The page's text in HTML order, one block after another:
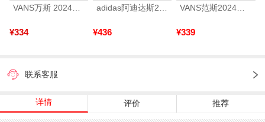
VANS万斯 2024年新款中性OldSkool帆布鞋/硫化鞋VN000D3HY28（延续款）
¥334
adidas阿迪达斯2025中性edge gamedaySPW FTW-跑步GW2499
¥436
VANS范斯2024中性SK8-HiCL帆布鞋/硫化鞋VN000D5IB8C
¥339
联系客服
详情 评价 推荐